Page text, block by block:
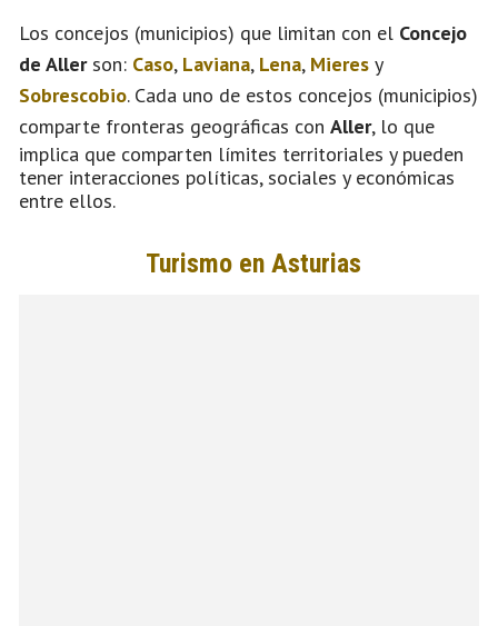
Los concejos (municipios) que limitan con el Concejo
de Allerson: Caso, Laviana, Lena, Mieres y
Sobrescobio. Cada uno de estos concejos (municipios)
comparte fronteras geográficas con Aller, lo que
implica que comparten límites territoriales y pueden
tener interacciones políticas, sociales y económicas
entre ellos.